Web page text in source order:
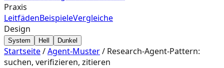
Praxis
LeitfädenBeispieleVergleiche
Design
System Hell Dunkel
Startseite/Agent‑Muster/ Research-Agent-Pattern:
suchen, verifizieren, zitieren